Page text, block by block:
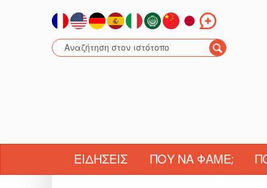
ΕΙΔΉΣΕΙΣ ΠΟΎ ΝΑ ΦΆΜΕ;